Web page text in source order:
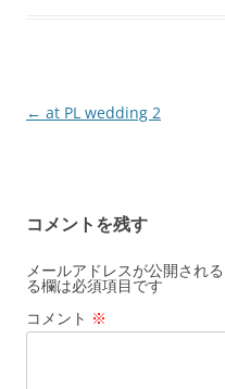
投
ゲ
ー
シ
ョ
← at PL wedding 2
コメントを残す
メールアドレスが公開され
る欄は必須項目です
コメント ※